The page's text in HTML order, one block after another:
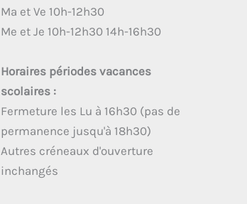
Ma et Ve 10h-12h30
Me et Je 10h-12h30 14h-16h30
Horaires périodes vacances
scolaires :
Fermeture les Lu à 16h30 (pas de
permanence jusqu'à 18h30)
Autres créneaux d'ouverture
inchangés